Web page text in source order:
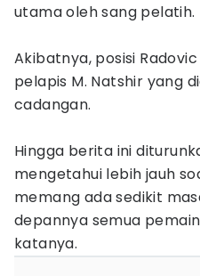
utama oleh sang pelatih.
Akibatnya, posisi
pelapis M. Natshir yang
cadangan.
Hingga berita ini
mengetahui lebih jauh
memang ada sedikit
depannya semua
katanya.